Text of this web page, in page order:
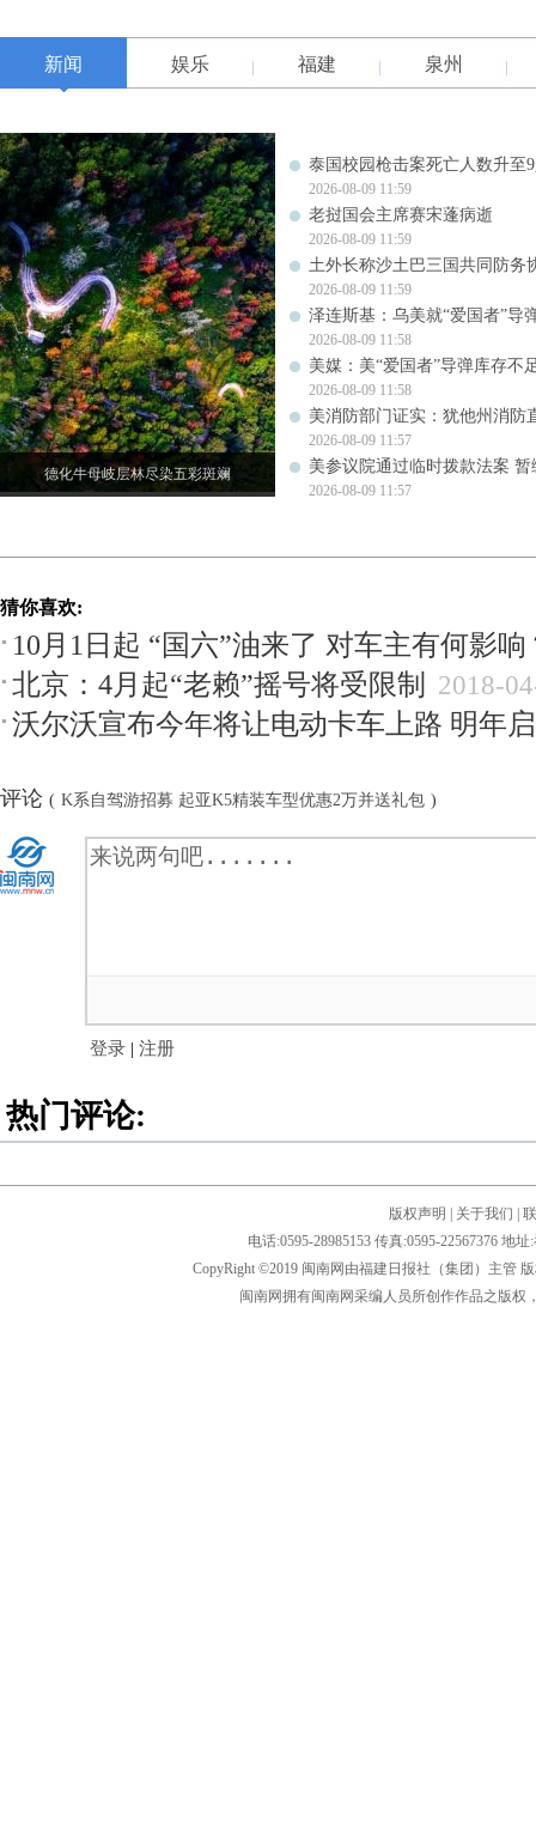
新闻 娱乐 福建 泉州
德化牛母岐层林尽染五彩斑斓
泰国校园枪击案死亡人数升至
2026-08-09 11:59
老挝国会主席赛宋蓬病逝
2026-08-09 11:59
土外长称沙土巴三国共同防务
2026-08-09 11:59
泽连斯基：乌美就“爱国者”导
2026-08-09 11:58
美媒：美“爱国者”导弹库存不
2026-08-09 11:58
美消防部门证实：犹他州消防
2026-08-09 11:57
美参议院通过临时拨款法案 暂
2026-08-09 11:57
猜你喜欢:
10月1日起 “国六”油来了 对车主有何影响
北京：4月起“老赖”摇号将受限制
2018-
沃尔沃宣布今年将让电动卡车上路 明年
评论 ( K系自驾游招募 起亚K5精装车型优惠2万并送礼包 )
登录 | 注册
热门评论:
版权声明 关于我们
电话:0595-28985153 传真:0595-22567376 地
CopyRight ©2019 闽南网由福建日报社（集团）主管
闽南网拥有闽南网采编人员所创作作品之版